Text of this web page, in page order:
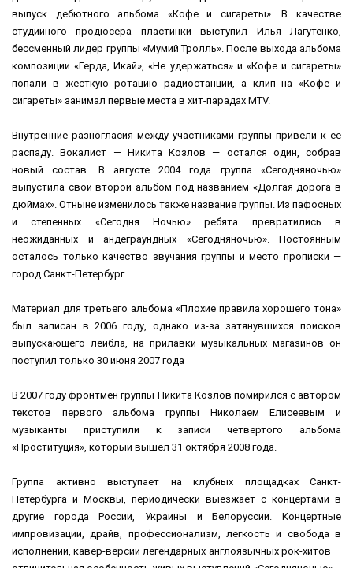
выпуск дебютного альбома «Кофе и сигареты». В качестве
студийного продюсера пластинки выступил Илья Лагутенко,
бессменный лидер группы «Мумий Тролль». После выхода альбома
композиции «Герда, Икай», «Не удержаться» и «Кофе и сигареты»
попали в жесткую ротацию радиостанций, а клип на «Кофе и
сигареты» занимал первые места в хит-парадах MTV.
Внутренние разногласия между участниками группы привели к её
распаду. Вокалист — Никита Козлов — остался один, собрав
новый состав. В августе 2004 года группа «Сегодняночью»
выпустила свой второй альбом под названием «Долгая дорога в
дюймах». Отныне изменилось также название группы. Из пафосных
и степенных «Сегодня Ночью» ребята превратились в
неожиданных и андеграундных «Сегодняночью». Постоянным
осталось только качество звучания группы и место прописки —
город Санкт-Петербург.
Материал для третьего альбома «Плохие правила хорошего тона»
был записан в 2006 году, однако из-за затянувшихся поисков
выпускающего лейбла, на прилавки музыкальных магазинов он
поступил только 30 июня 2007 года
В 2007 году фронтмен группы Никита Козлов помирился с автором
текстов первого альбома группы Николаем Елисеевым и
музыканты приступили к записи четвертого альбома
«Проституция», который вышел 31 октября 2008 года.
Группа активно выступает на клубных площадках Санкт-
Петербурга и Москвы, периодически выезжает с концертами в
другие города России, Украины и Белоруссии. Концертные
импровизации, драйв, профессионализм, легкость и свобода в
исполнении, кавер-версии легендарных англоязычных рок-хитов —